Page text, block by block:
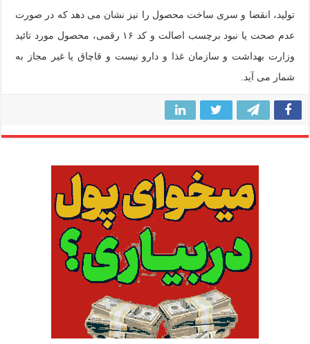
تولید، انقضا و سری ساخت محصول را نیز نشان می دهد که در صورت
عدم صحت یا نبود برچسب اصالت و کد ۱۶ رقمی، محصول مورد تائید
وزارت بهداشت و سازمان غذا و دارو نیست و قاچاق یا غیر مجاز به
شمار می آید.